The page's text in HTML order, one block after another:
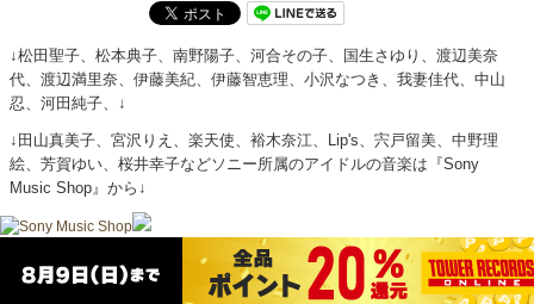
↓松田聖子、松本典子、南野陽子、河合その子、国生さゆり、渡辺美奈
代、渡辺満里奈、伊藤美紀、伊藤智恵理、小沢なつき、我妻佳代、中山
忍、河田純子、↓
↓田山真美子、宮沢りえ、楽天使、裕木奈江、Lip's、宍戸留美、中野理
絵、芳賀ゆい、桜井幸子などソニー所属のアイドルの音楽は『Sony
Music Shop』から↓